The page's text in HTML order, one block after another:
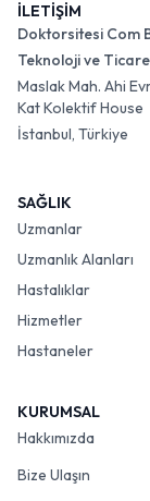
İLETİŞİM
Doktorsitesi Com
Teknoloji ve
Maslak Mah. Ahi
Kat Kolektif House
İstanbul, Türkiye
SAĞLIK
Uzmanlar
Uzmanlık Alanları
Hastalıklar
Hizmetler
Hastaneler
KURUMSAL
Hakkımızda
Bize Ulaşın